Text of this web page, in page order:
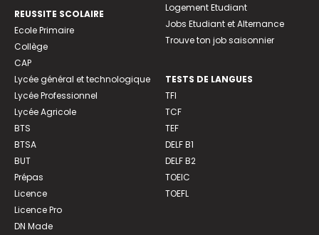
REUSSITE SCOLAIRE
Ecole Primaire
Collège
CAP
Lycée général et technologique
Lycée Professionnel
Lycée Agricole
BTS
BTSA
BUT
Prépas
Licence
Licence Pro
DN Made
Logement Etudiant
Jobs Etudiant et Alternance
Trouve ton job saisonnier
TESTS DE LANGUES
TFI
TCF
TEF
DELF B1
DELF B2
TOEIC
TOEFL